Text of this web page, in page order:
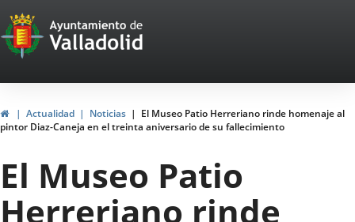
Portal
Web
del
Ayuntamiento
de
Valladolid
InicioActualidad Noticias
El Museo Patio Herreriano rinde homenaje al
pintor Diaz-Caneja en el treinta aniversario de su fallecimiento
El Museo Patio
Herreriano rinde